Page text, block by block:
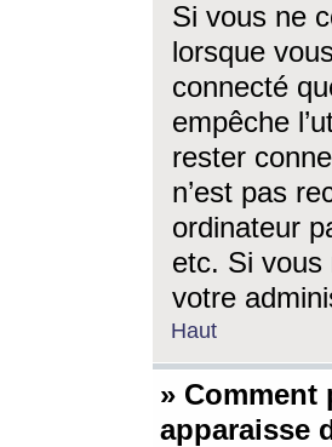
Si vous ne
lorsque
connecté
empêche
rester
n’est pas
ordinateur
etc. Si vous
votre
Haut
» Comment
apparaisse